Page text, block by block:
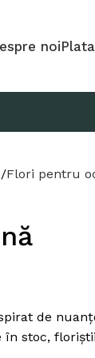
noi
Flori pentru
de
stoc,